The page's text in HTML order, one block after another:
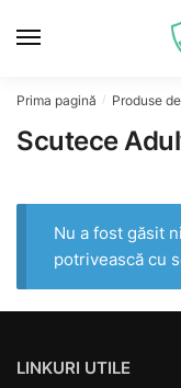
Prima pagină / Produse
Scutece
Nu a fost găsit
potrivească cu
LINKURI UTILE